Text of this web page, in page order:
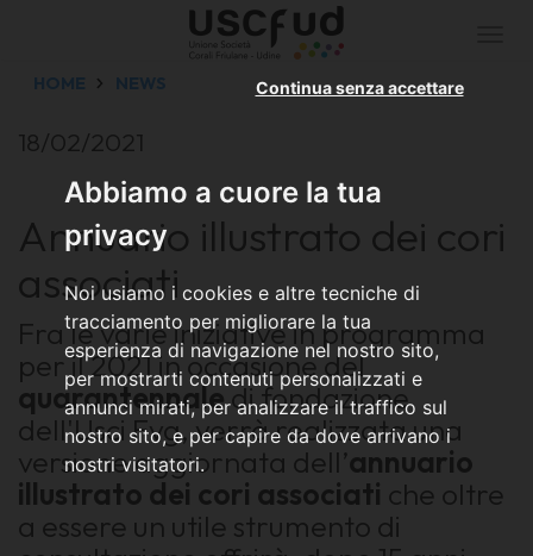
Abbiamo a cuore la tua
privacy
Noi usiamo i cookies e altre tecniche di
tracciamento per migliorare la tua
esperienza di navigazione nel nostro sito,
per mostrarti contenuti personalizzati e
annunci mirati, per analizzare il traffico sul
nostro sito, e per capire da dove arrivano i
nostri visitatori.
Continua senza accettare
HOME NEWS
18/02/2021
Annuario illustrato dei cori
associati
Fra le varie iniziative in programma
per il 2021 in occasione del
quarantennaledi fondazione
dell'Usci Fvg, verrà realizzata una
versione aggiornata dell’annuario
illustrato dei cori associati che oltre
a essere un utile strumento di